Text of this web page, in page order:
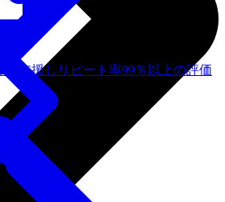
を支援しリピート率99％以上の評価